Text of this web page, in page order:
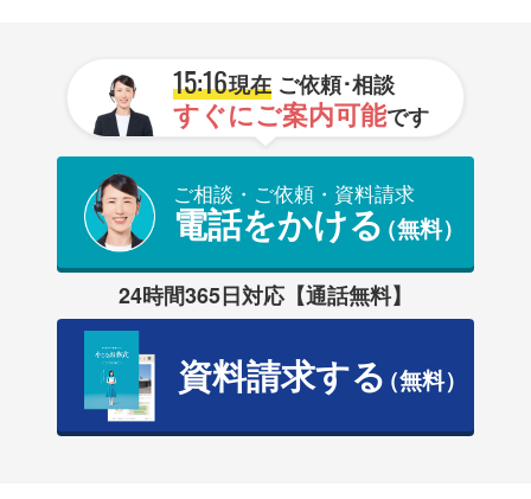
15:16現在ご依頼･相談
すぐにご案内可能です
ご相談・ご依頼・資料請求
電話をかける（無料）
24時間365日対応【通話無料】
資料請求する（無料）